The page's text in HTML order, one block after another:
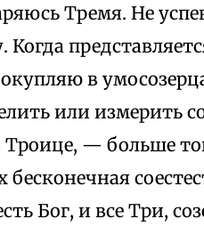
Тремя. Не
в
или измерить
— больше
Бог, и все Три,